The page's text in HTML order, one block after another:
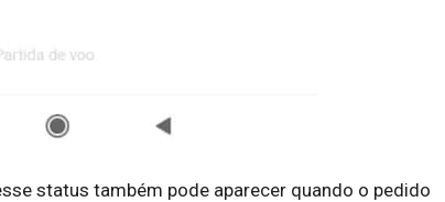
status também pode aparecer quando o pedido